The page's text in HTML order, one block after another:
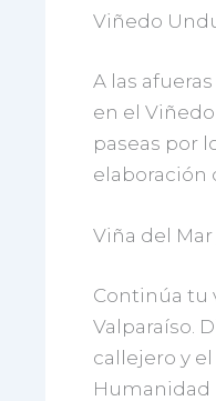
Viñedo
A las
en el
paseas por
elaboración
Viña del Mar
Continúa tu
Valparaíso.
callejero y
Humanidad